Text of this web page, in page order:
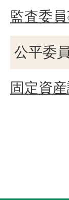
監査委
公平委
固定資